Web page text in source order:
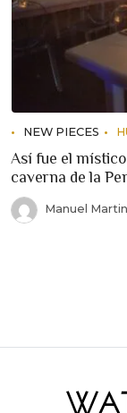
NEW PIECES
Así fue el
caverna de la
Manuel